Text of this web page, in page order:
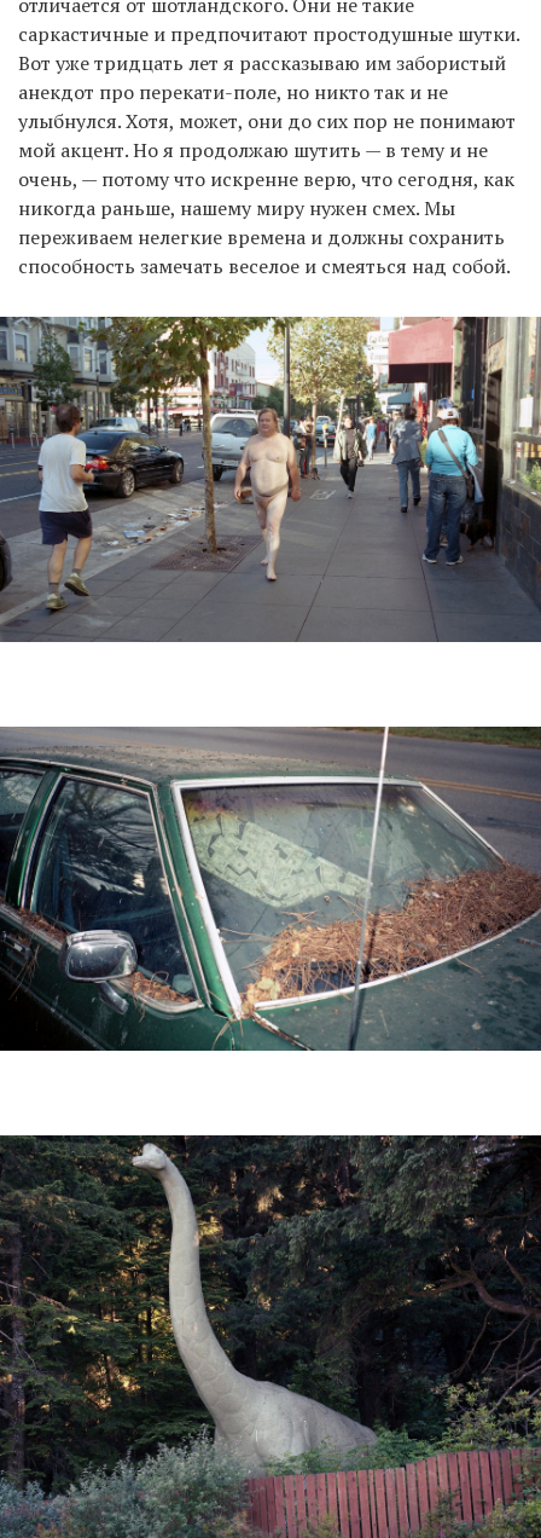
саркастичные и предпочитают простодушные шутки.
Вот уже тридцать лет я рассказываю им забористый
анекдот про перекати-поле, но никто так и не
улыбнулся. Хотя, может, они до сих пор не понимают
мой акцент. Но я продолжаю шутить — в тему и не
очень, — потому что искренне верю, что сегодня, как
никогда раньше, нашему миру нужен смех. Мы
переживаем нелегкие времена и должны сохранить
способность замечать веселое и смеяться над собой.